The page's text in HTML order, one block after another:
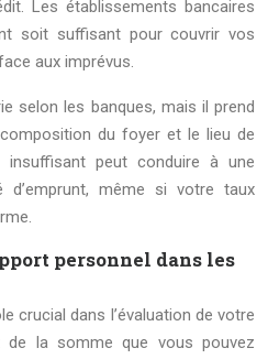
Les établissements bancaires
soit suffisant pour couvrir vos
aux imprévus.
selon les banques, mais il prend
du foyer et le lieu de
insuffisant peut conduire à une
d’emprunt, même si votre taux
personnel dans les
crucial dans l’évaluation de votre
de la somme que vous pouvez